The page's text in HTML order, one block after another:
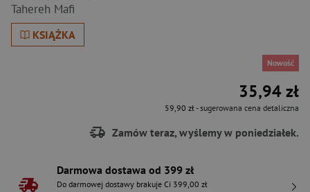
Tahereh Mafi
KSIĄŻKA
Nowość
35,94 zł
59,90 zł- sugerowana cena detaliczna
Zamów teraz, wyślemy w poniedziałek.
Darmowa dostawa od 399 zł
Do darmowej dostawy brakuje Ci 399,00 zł